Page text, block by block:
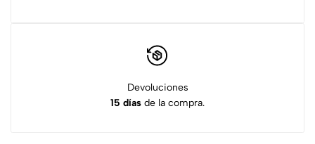
Devoluciones
15 días de la compra.